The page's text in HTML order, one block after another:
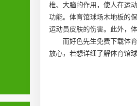
椎、大脑的作用，使人在运
功能。体育馆球场木地板的
运动员皮肤的伤害。此外，
而好色先生免费下载体
放心，若想详细了解体育馆